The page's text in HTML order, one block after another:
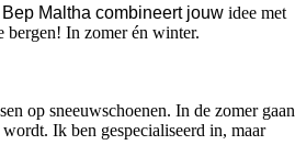
Bep Maltha combineert jouw idee met
bergen! In zomer én winter.
op sneeuwschoenen. In de zomer gaan
Ik ben gespecialiseerd in, maar